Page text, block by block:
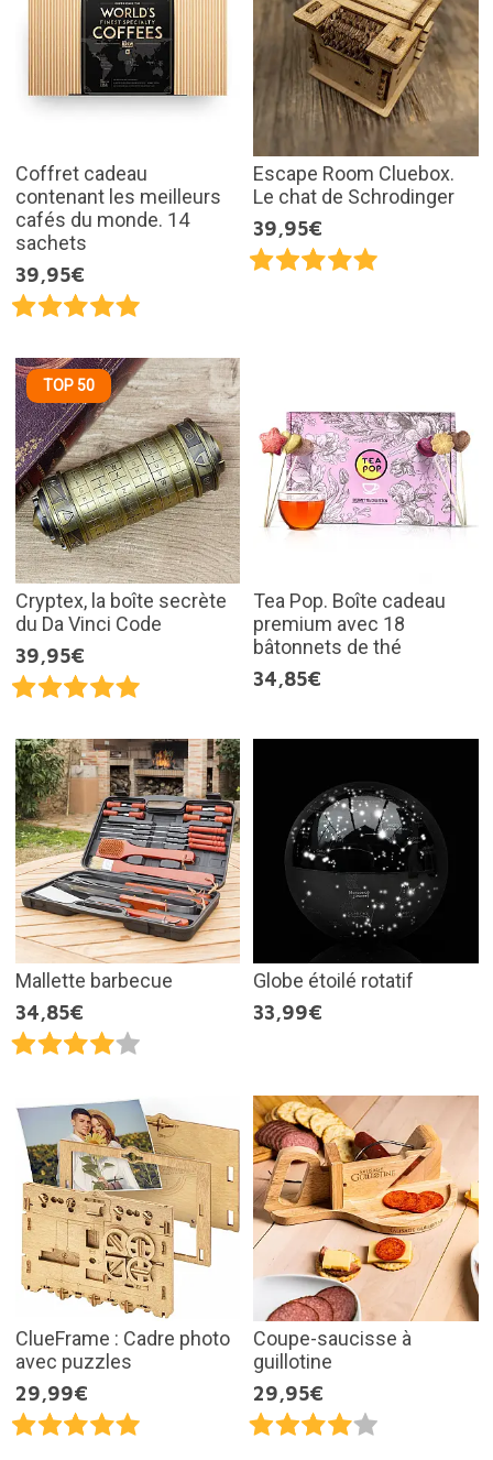
Coffret cadeau
contenant les meilleurs
cafés du monde. 14
sachets
39,95€
Escape Room Cluebox.
Le chat de Schrodinger
39,95€
TOP 50
Cryptex, la boîte secrète
du Da Vinci Code
39,95€
Tea Pop. Boîte cadeau
premium avec 18
bâtonnets de thé
34,85€
Mallette barbecue
34,85€
Globe étoilé rotatif
33,99€
ClueFrame : Cadre photo
avec puzzles
29,99€
Coupe-saucisse à
guillotine
29,95€